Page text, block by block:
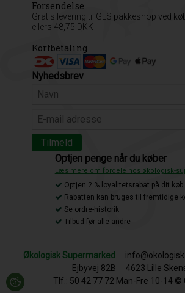
Forsendelse
Gratis levering til GLS pakkeshop ved
ellers 48,75 DKK
Kortbetaling
Nyhedsbrev
Optjen penge når du køber
Læs mere om fordele hos økologisk-
Optjen 2 % loyalitetsrabat på dit køb
Rabatten kan bruges til fremtidige
Se ordre-historik
Tilbud før alle andre
Økologisk Supermarked
Ejbyvej 82B
4623 Lille
Tlf.: 50 42 77 72 Man-Fre 10-14 ©